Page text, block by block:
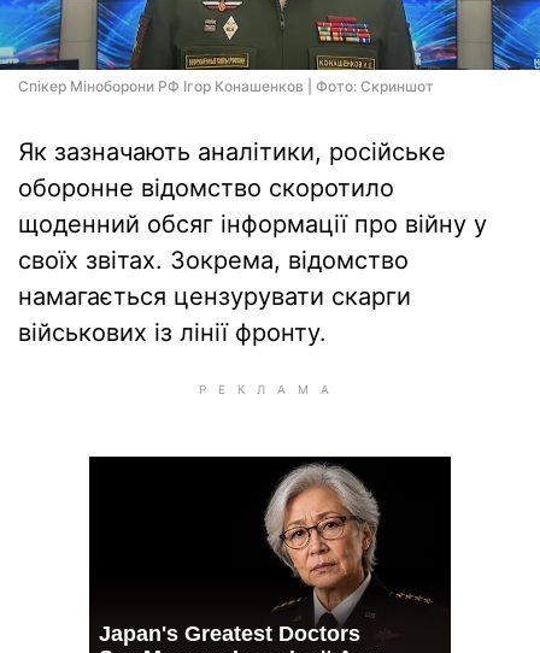
Спікер Міноборони РФ Ігор Конашенков | Фото: Скриншот
Як зазначають аналітики, російське
оборонне відомство скоротило
щоденний обсяг інформації про війну у
своїх звітах. Зокрема, відомство
намагається цензурувати скарги
військових із лінії фронту.